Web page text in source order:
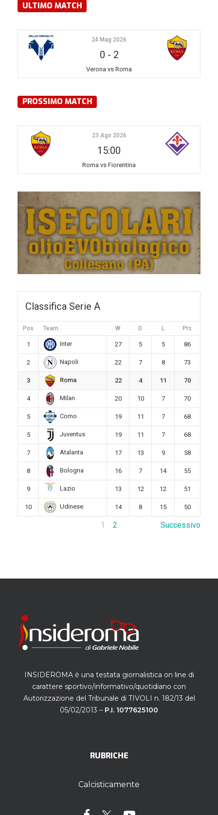
ULTIMO MATCH
24 Mag 2026
0 - 2
Verona vs Roma
PROSSIMO MATCH
23 Ago 2026
15:00
Roma vs Fiorentina
Classifica Serie A
Pos Team W D L Pts
1 Inter 27 5 5 86
2 Napoli 22 7 8 73
3 Roma 22 4 11 70
4 Milan 20 10 7 70
5 Como 19 11 7 68
5 Juventus 19 11 7 68
7 Atalanta 17 13 9 58
8 Bologna 16 7 14 55
9 Lazio 13 12 12 51
10 Udinese 14 8 15 50
1 2 Successivo
INSIDEROMA è una testata giornalistica on line di
carattere sportivo/informativo/quotidiano con
Autorizzazione del Tribunale di TIVOLI n. 182/13 del
05/02/2013 – P.I. 1077625100
RUBRICHE
Calcisticamente